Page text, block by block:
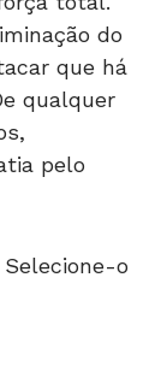
do
que há
qualquer
pelo
Selecione-o